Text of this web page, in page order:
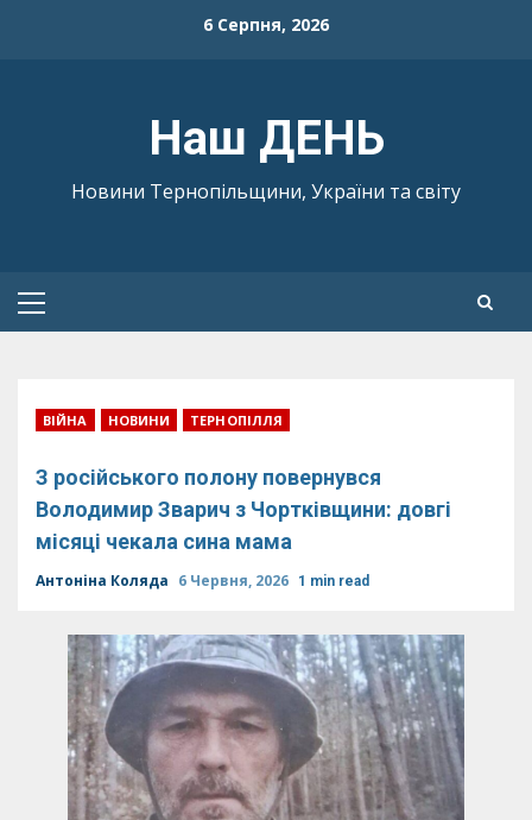
6 Серпня, 2026
Наш ДЕНЬ
Новини Тернопільщини, України та світу
Primary
ВІЙНА НОВИНИ ТЕРНОПІЛЛЯ
З російського полону повернувся
Володимир Зварич з Чортківщини: довгі
місяці чекала сина мама
Антоніна Коляда 6 Червня, 2026 1 min read